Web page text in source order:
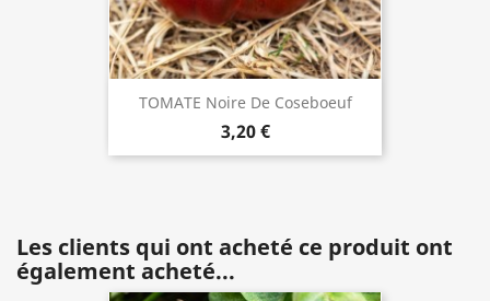
TOMATE Noire De Coseboeuf
3,20 €
Les clients qui ont acheté ce produit ont
également acheté...